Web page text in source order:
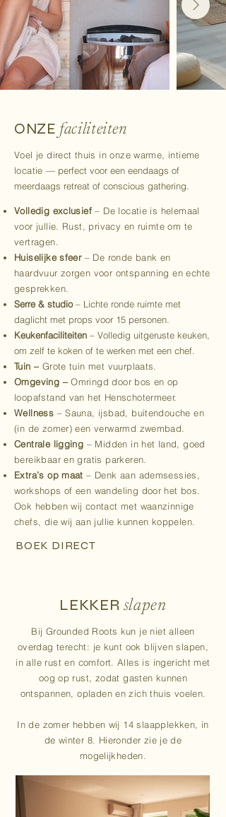
ONZE faciliteiten
​Voel je direct thuis in onze warme, intieme
locatie— perfect voor een eendaags of
meerdaags retreat of conscious gathering.
Volledig exclusief – De locatie is helemaal
voor jullie. Rust, privacy en ruimte om te
vertragen.
Huiselijke sfeer – De ronde bank en
haardvuur zorgen voor ontspanning en echte
gesprekken.
Serre & studio– Lichte ronde ruimte met
daglicht met props voor 15 personen.
Keukenfaciliteiten – Volledig uitgeruste keuken,
om zelf te koken of te werken met een chef.
Tuin – Grote tuin met vuurplaats.
Omgeving –Omringd door bos en op
loopafstand van het Henschotermeer.
​Wellness – Sauna, ijsbad, buitendouche en
(in de zomer) een verwarmd zwembad.
Centrale ligging – Midden in het land, goed
bereikbaar en gratis parkeren.
Extra’s op maat– Denk aan ademsessies,
workshops of een wandeling door het bos.
Ook hebben wij contact met waanzinnige
chefs, die wij aan jullie kunnen koppelen.​​​​
BOEK DIRECT
LEKKER slapen
Bij Grounded Roots kun je niet alleen
overdag terecht: je kunt ook blijven slapen,
in alle rust en comfort.Alles is ingericht met
oog op rust, zodat gasten kunnen
ontspannen, opladen en zich thuis voelen.
In de zomer hebben wij 14 slaapplekken, in
de winter 8. Hieronder zie je de
mogelijkheden.